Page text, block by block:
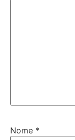
Nome *